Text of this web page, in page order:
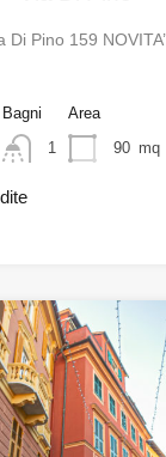
Di Pino 159
Bagni
1
Area
90 mq